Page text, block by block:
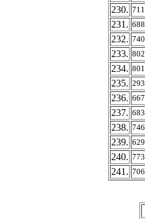
230. 711
231. 688
232. 740
233. 802
234. 801
235. 293
236. 667
237. 683
238. 746
239. 629
240. 773
241. 706